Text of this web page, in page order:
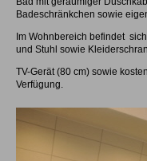
Badeschränkchen sowie
Im Wohnbereich befindet
und Stuhl sowie
TV-Gerät (80 cm) sowie
Verfügung.